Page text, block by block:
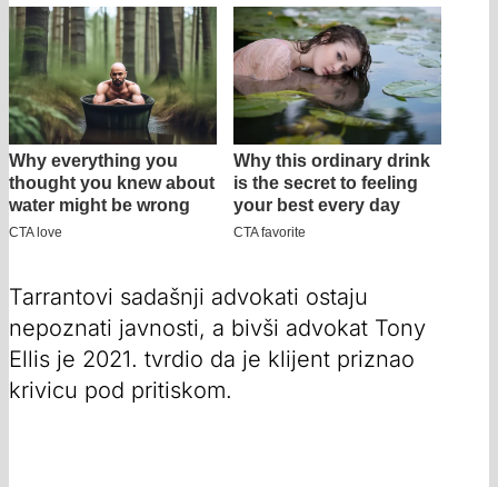
Tarrantovi sadašnji advokati ostaju
nepoznati javnosti, a bivši advokat Tony
Ellis je 2021. tvrdio da je klijent priznao
krivicu pod pritiskom.